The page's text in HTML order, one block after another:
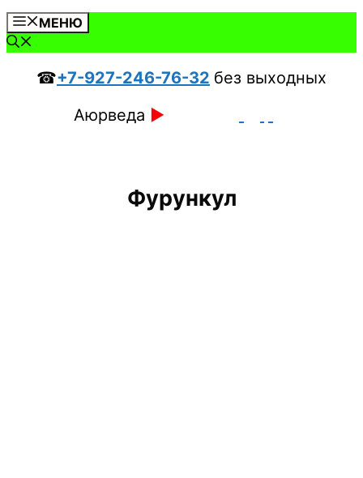
МЕНЮ
☎+7-927-246-76-32 без выходных
Аюрведа ►
Фурункул